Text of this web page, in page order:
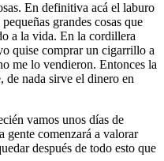
En definitiva acá el laburo
grandes cosas que
a la vida. En la cordillera
quise comprar un cigarrillo a
me lo vendieron. Entonces la
de nada sirve el dinero en
vamos unos días de
gente comenzará a valorar
después de todo esto que